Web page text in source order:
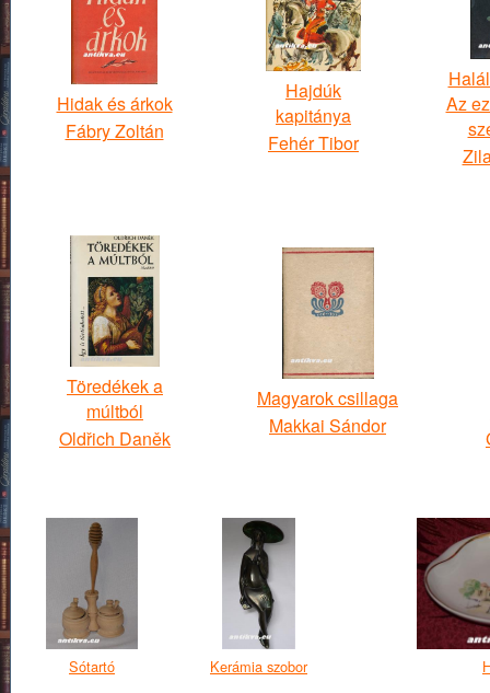
Hidak és árkok
Fábry Zoltán
Hajdúk
kapitánya
Fehér Tibor
Az
Töredékek a
múltból
Oldřich Daněk
Magyarok csillaga
Makkai Sándor
Sótartó Kerámia szobor